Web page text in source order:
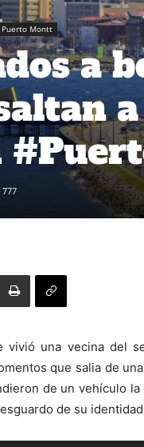
Puerto Montt
a
777
vivió una vecina del
que salia de
de un vehículo
de su